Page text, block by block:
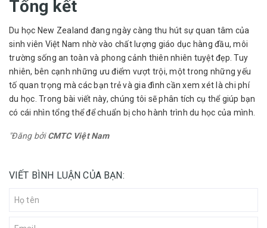
Tổng kết
Du học New Zealand đang ngày càng thu hút sự quan tâm của
sinh viên Việt Nam nhờ vào chất lượng giáo dục hàng đầu, môi
trường sống an toàn và phong cảnh thiên nhiên tuyệt đẹp. Tuy
nhiên, bên cạnh những ưu điểm vượt trội, một trong những yếu
tố quan trọng mà các bạn trẻ và gia đình cần xem xét là chi phí
du học. Trong bài viết này, chúng tôi sẽ phân tích cụ thể giúp bạn
có cái nhìn tổng thể để chuẩn bị cho hành trình du học của mình.
"Đăng bởiCMTC Việt Nam
VIẾT BÌNH LUẬN CỦA BẠN: